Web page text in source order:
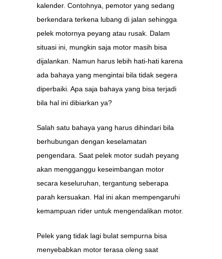
kalender. Contohnya, pemotor yang sedang
berkendara terkena lubang di jalan sehingga
pelek motornya peyang atau rusak. Dalam
situasi ini, mungkin saja motor masih bisa
dijalankan. Namun harus lebih hati-hati karena
ada bahaya yang mengintai bila tidak segera
diperbaiki. Apa saja bahaya yang bisa terjadi
bila hal ini dibiarkan ya?
Salah satu bahaya yang harus dihindari bila
berhubungan dengan keselamatan
pengendara. Saat pelek motor sudah peyang
akan mengganggu keseimbangan motor
secara keseluruhan, tergantung seberapa
parah kersuakan. Hal ini akan mempengaruhi
kemampuan rider untuk mengendalikan motor.
Pelek yang tidak lagi bulat sempurna bisa
menyebabkan motor terasa oleng saat